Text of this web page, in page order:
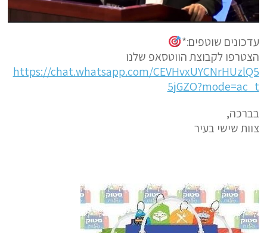
עדכונים שוטפים:*
הצטרפו לקבוצת הווטסאפ שלנו
https://chat.whatsapp.com/CEVHvxUYCNrHUzlQ5
5jGZO?mode=ac_t
בברכה,
צוות שישי בעיר